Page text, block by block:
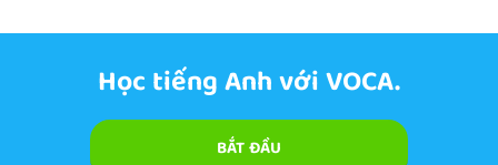
Học tiếng Anh với VOCA.
BẮT ĐẦU